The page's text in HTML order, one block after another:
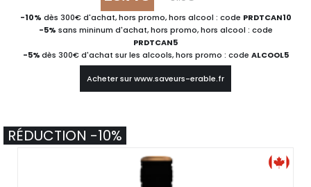
-10% dès 300€ d'achat, hors promo, hors alcool : code PRDTCAN10
-5% sans mininum d'achat, hors promo, hors alcool : code
PRDTCAN5
-5%dès 300€ d'achat sur les alcools, hors promo : code ALCOOL5
Acheter sur www.saveurs-erable.fr
RÉDUCTION -10%